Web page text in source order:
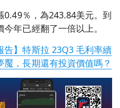
0.49％，為243.84美元。到
年已經翻了一倍以上。
告】特斯拉 23Q3 毛利率續
，長期還有投資價值嗎？